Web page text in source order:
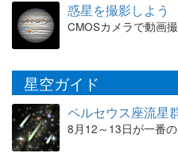
惑星を撮影しよう
CMOSカメラで動画
星空ガイド
ペルセウス座流星
8月12～13日が一番